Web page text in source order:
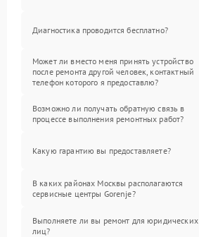
Диагностика проводится бесплатно?
Может ли вместо меня принять устройство
после ремонта другой человек, контактный
телефон которого я предоставлю?
Возможно ли получать обратную связь в
процессе выполнения ремонтных работ?
Какую гарантию вы предоставляете?
В каких районах Москвы располагаются
сервисные центры Gorenje?
Выполняете ли вы ремонт для юридических
лиц?